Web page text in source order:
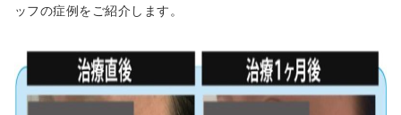
ッフの症例をご紹介します。